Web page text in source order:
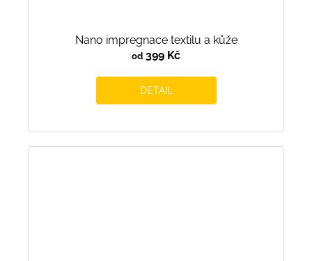
Nano impregnace textilu a kůže
od 399 Kč
DETAIL